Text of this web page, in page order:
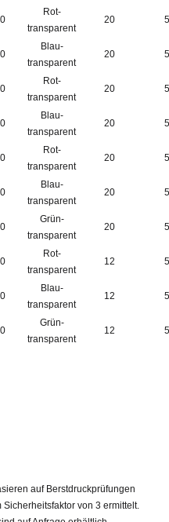
Rot-
transparent
20
Blau-
transparent
20
Rot-
transparent
20
Blau-
transparent
20
Rot-
transparent
20
Blau-
transparent
20
Grün-
transparent
20
Rot-
transparent
12
Blau-
transparent
12
Grün-
transparent
12
auf Berstdruckprüfungen
von 3 ermittelt.